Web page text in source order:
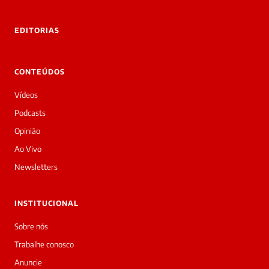
Boa
tarde!
Sou
a
daqui
do
Prime.
Nayla
Lima
acabou
de
cobrir
EDITORIAS
CONTEÚDOS
Vídeos
Podcasts
Opinião
Ao Vivo
Newsletters
INSTITUCIONAL
Sobre nós
Trabalhe conosco
Anuncie